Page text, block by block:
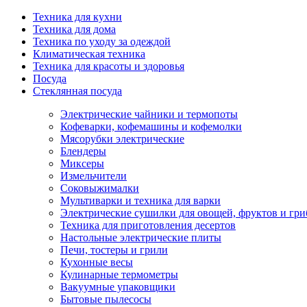
Техника для кухни
Техника для дома
Техника по уходу за одеждой
Климатическая техника
Техника для красоты и здоровья
Посуда
Стеклянная посуда
Электрические чайники и термопоты
Кофеварки, кофемашины и кофемолки
Мясорубки электрические
Блендеры
Миксеры
Измельчители
Соковыжималки
Мультиварки и техника для варки
Электрические сушилки для овощей, фруктов и
Техника для приготовления десертов
Настольные электрические плиты
Печи, тостеры и грили
Кухонные весы
Кулинарные термометры
Вакуумные упаковщики
Бытовые пылесосы